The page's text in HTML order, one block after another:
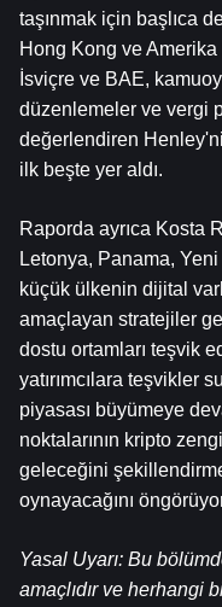
taşınmak için başlıca
Hong Kong ve
İsviçre ve BAE,
düzenlemeler ve vergi
değerlendiren
ilk beşte yer aldı.
Raporda ayrıca Kosta
Letonya, Panama,
küçük ülkenin dijital
amaçlayan stratejiler
dostu ortamları teşvik
yatırımcılara teşvikler
piyasası büyümeye
noktalarının kripto
geleceğini
oynayacağını
Yasal Uyarı: Bu
amaçlıdır ve herhangi